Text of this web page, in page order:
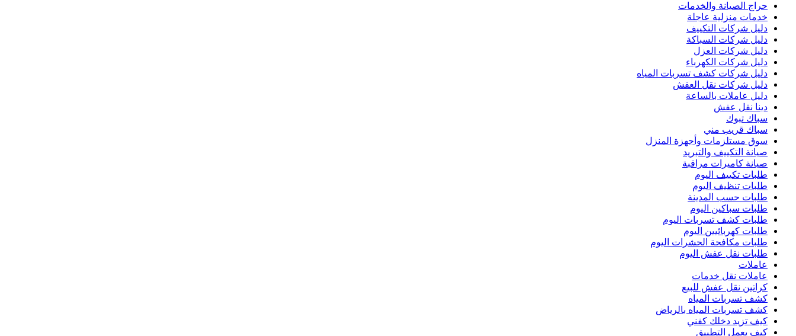
حراج الصيانة والخدمات
خدمات منزلية عاجلة
دليل شركات التكييف
دليل شركات السباكة
دليل شركات العزل
دليل شركات الكهرباء
دليل شركات كشف تسربات المياه
دليل شركات نقل العفش
دليل عاملات بالساعة
دينا نقل عفش
سباك تبوك
سباك قريب مني
سوق مستلزمات وأجهزة المنزل
صيانة التكييف والتبريد
صيانة كاميرات مراقبة
طلبات تكييف اليوم
طلبات تنظيف اليوم
طلبات حسب المدينة
طلبات سباكين اليوم
طلبات كشف تسربات اليوم
طلبات كهربائيين اليوم
طلبات مكافحة الحشرات اليوم
طلبات نقل عفش اليوم
عاملات
عاملات نقل خدمات
كراتين نقل عفش للبيع
كشف تسربات المياه
كشف تسربات المياه بالرياض
كيف تزيد دخلك كفني
كيف يعمل التطبيق